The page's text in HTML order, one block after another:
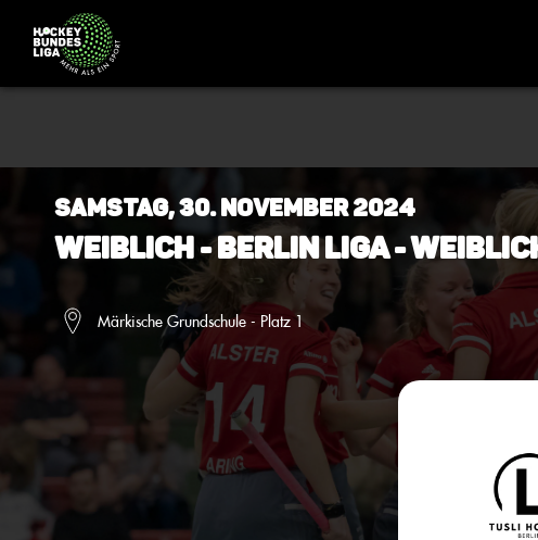
Samstag, 30. November 2024
Weiblich - BERLIN Liga -
Märkische Grundschule - Platz 1